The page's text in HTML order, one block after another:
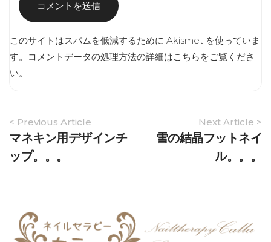
このサイトはスパムを低減するために Akismet を使っていま
す。
コメントデータの処理方法の詳細はこちらをご覧くださ
い。
Article
Navigation
< Previous Article
マネキン用デザインチ
ップ。。。
Next Article >
雪の結晶フットネイ
ル。。。